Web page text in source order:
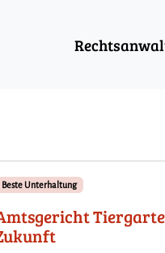
Beste Unterhaltung